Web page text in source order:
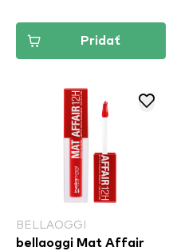
Pridať
BELLAOGGI
bellaoggi Mat Affair